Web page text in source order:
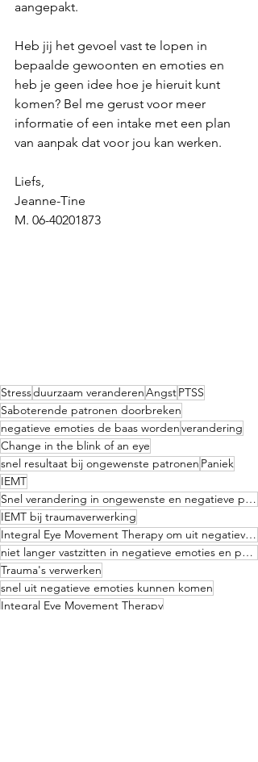
aangepakt.
Heb jij het gevoel vast te lopen in
bepaalde gewoonten en emoties en
heb je geen idee hoe je hieruit kunt
komen? Bel me gerust voor meer
informatie of een intake met een plan
van aanpak dat voor jou kan werken.
Liefs,
Jeanne-Tine
M. 06-40201873
Stressduurzaam veranderenAngstPTSS
Saboterende patronen doorbreken
negatieve emoties de baas wordenverandering
Change in the blink of an eye
snel resultaat bij ongewenste patronen Paniek
IEMT
Snel verandering in ongewenste en negatieve patronen en emoties
IEMT bij traumaverwerking
Integral Eye Movement Therapy om uit negatieve en ongewenste patronen te komen
niet langer vastzitten in negatieve emoties en patronen
Trauma's verwerken
snel uit negatieve emoties kunnen komen
Integral Eye Movement Therapy